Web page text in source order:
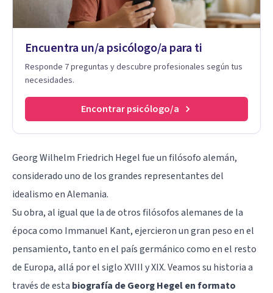
Encuentra un/a psicólogo/a para ti
Responde 7 preguntas y descubre profesionales según tus
necesidades.
Encontrar psicólogo/a
Georg Wilhelm Friedrich Hegel fue un filósofo alemán,
considerado uno de los grandes representantes del
idealismo en Alemania.
Su obra, al igual que la de otros filósofos alemanes de la
época como Immanuel Kant, ejercieron un gran peso en el
pensamiento, tanto en el país germánico como en el resto
de Europa, allá por el siglo XVIII y XIX. Veamos su historia a
través de esta biografía de Georg Hegel en formato